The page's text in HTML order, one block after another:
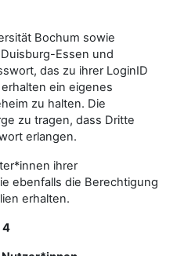
Bochum sowie
Essen und
das zu ihrer LoginID
ein eigenes
zu halten. Die
zu tragen, dass Dritte
erlangen.
ihrer
ebenfalls die Berechtigung
erhalten.
4